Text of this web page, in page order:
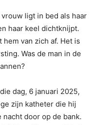
vrouw ligt in bed als haar
haar keel dichtknijpt.
hem van zich af. Het is
Was de man in de
dag, 6 januari 2025,
zijn katheter die hij
door op de bank.